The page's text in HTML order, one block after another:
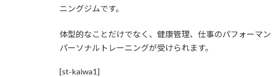
ニングジムです。
体型的なことだけでなく、健康管理、仕事のパフォーマ
パーソナルトレーニングが受けられます。
[st-kaiwa1]